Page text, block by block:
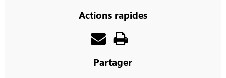
Actions rapides
Partager